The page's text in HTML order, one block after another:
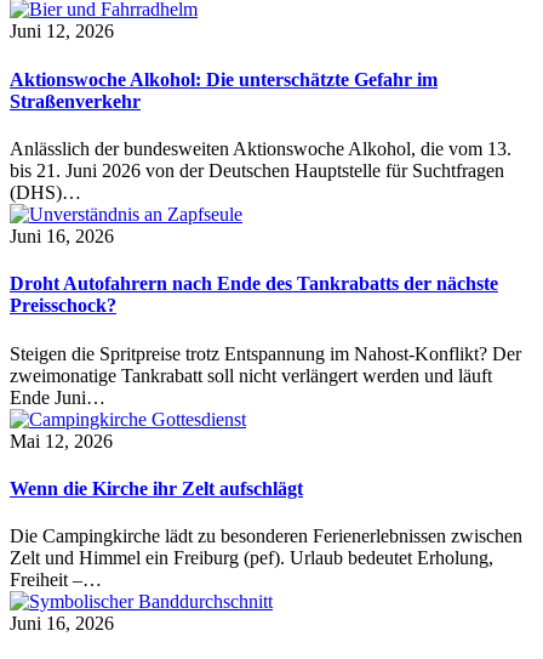
Juni 12, 2026
Aktionswoche Alkohol: Die unterschätzte Gefahr im
Straßenverkehr
Anlässlich der bundesweiten Aktionswoche Alkohol, die vom 13.
bis 21. Juni 2026 von der Deutschen Hauptstelle für Suchtfragen
(DHS)…
Juni 16, 2026
Droht Autofahrern nach Ende des Tankrabatts der nächste
Preisschock?
Steigen die Spritpreise trotz Entspannung im Nahost-Konflikt? Der
zweimonatige Tankrabatt soll nicht verlängert werden und läuft
Ende Juni…
Mai 12, 2026
Wenn die Kirche ihr Zelt aufschlägt
Die Campingkirche lädt zu besonderen Ferienerlebnissen zwischen
Zelt und Himmel ein Freiburg (pef). Urlaub bedeutet Erholung,
Freiheit –…
Juni 16, 2026